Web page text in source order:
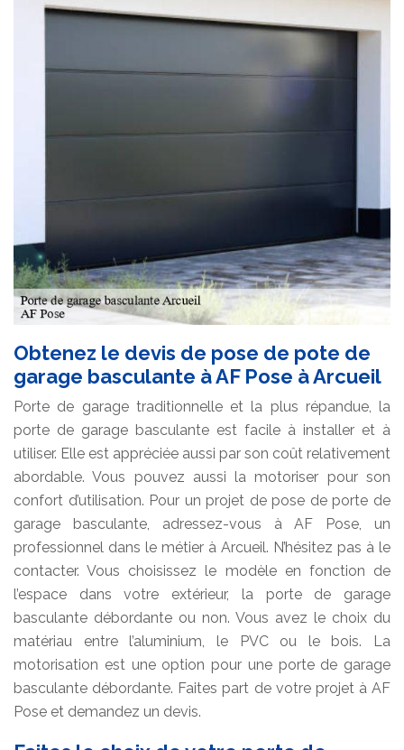
Obtenez le devis de pose de pote de
garage basculante à AF Pose à Arcueil
Porte de garage traditionnelle et la plus répandue, la
porte de garage basculante est facile à installer et à
utiliser. Elle est appréciée aussi par son coût relativement
abordable. Vous pouvez aussi la motoriser pour son
confort d’utilisation. Pour un projet de pose de porte de
garage basculante, adressez-vous à AF Pose, un
professionnel dans le métier à Arcueil. N’hésitez pas à le
contacter. Vous choisissez le modèle en fonction de
l’espace dans votre extérieur, la porte de garage
basculante débordante ou non. Vous avez le choix du
matériau entre l’aluminium, le PVC ou le bois. La
motorisation est une option pour une porte de garage
basculante débordante. Faites part de votre projet à AF
Pose et demandez un devis.